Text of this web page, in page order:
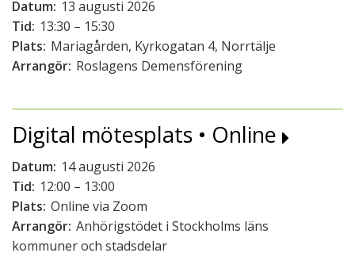
Datum: 13 augusti 2026
Tid: 13:30 – 15:30
Plats: Mariagården, Kyrkogatan 4, Norrtälje
Arrangör: Roslagens Demensförening
Digital mötesplats • Online
Datum: 14 augusti 2026
Tid: 12:00 – 13:00
Plats: Online via Zoom
Arrangör: Anhörigstödet i Stockholms läns
kommuner och stadsdelar